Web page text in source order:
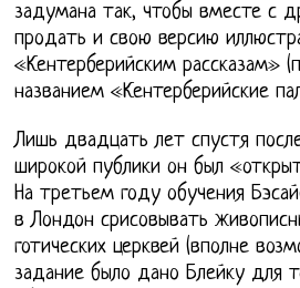
задумана так, чтобы вместе с
продать и свою версию
«Кентерберийским рассказам»
названием «Кентерберийские
Лишь двадцать лет спустя
широкой публики он был
На третьем году обучения
в Лондон срисовывать
готических церквей (вполне
задание было дано Блейку для